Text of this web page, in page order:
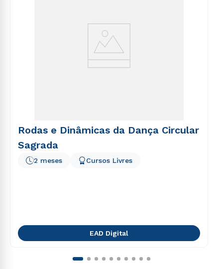
Rodas e Dinâmicas da Dança Circular
Sagrada
2 meses Cursos Livres
EAD Digital